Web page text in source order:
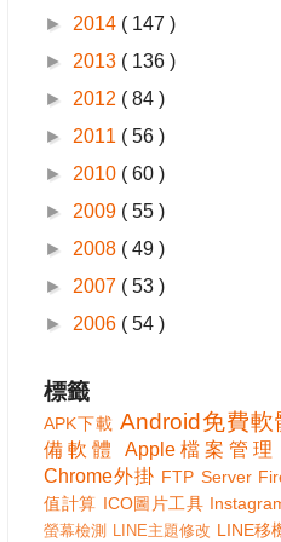
► 2014 ( 147 )
► 2013 ( 136 )
► 2012 ( 84 )
► 2011 ( 56 )
► 2010 ( 60 )
► 2009 ( 55 )
► 2008 ( 49 )
► 2007 ( 53 )
► 2006 ( 54 )
標籤
APK下載 Android免費軟
備軟體
Apple檔案管理
Chrome外掛 FTP Server
值計算 ICO圖片工具
螢幕檢測
LINE主題修改 LINE移